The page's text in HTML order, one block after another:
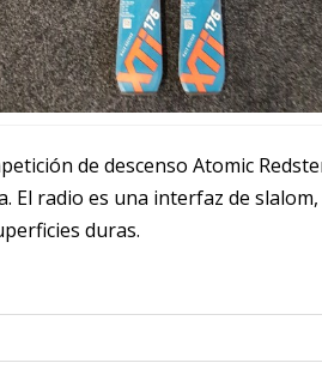
de descenso Atomic
El radio es una interfaz de
duras.